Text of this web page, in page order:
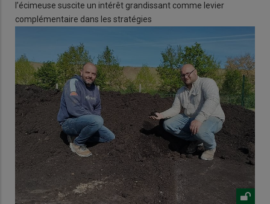
l’écimeuse suscite un intérêt grandissant comme levier
complémentaire dans les stratégies